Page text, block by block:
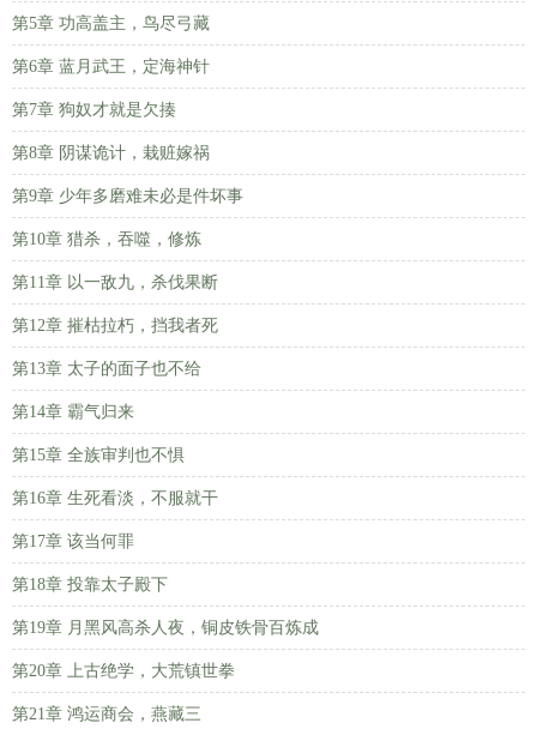
第5章 功高盖主，鸟尽弓藏
第6章 蓝月武王，定海神针
第7章 狗奴才就是欠揍
第8章 阴谋诡计，栽赃嫁祸
第9章 少年多磨难未必是件坏事
第10章 猎杀，吞噬，修炼
第11章 以一敌九，杀伐果断
第12章 摧枯拉朽，挡我者死
第13章 太子的面子也不给
第14章 霸气归来
第15章 全族审判也不惧
第16章 生死看淡，不服就干
第17章 该当何罪
第18章 投靠太子殿下
第19章 月黑风高杀人夜，铜皮铁骨百炼成
第20章 上古绝学，大荒镇世拳
第21章 鸿运商会，燕藏三